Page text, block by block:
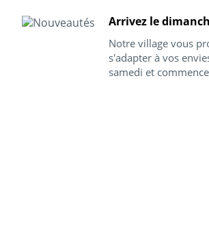
Arrivez le
Notre village vous
s'adapter à vos
samedi et